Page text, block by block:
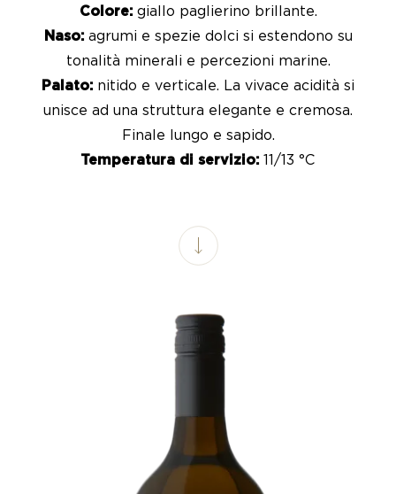
Colore:giallo paglierino brillante.
Naso:agrumi e spezie dolci si estendono su
tonalità minerali e percezioni marine.
Palato: nitido e verticale. La vivace acidità si
unisce ad una struttura elegante e cremosa.
Finale lungo e sapido.
Temperatura di servizio: 11/13 °C